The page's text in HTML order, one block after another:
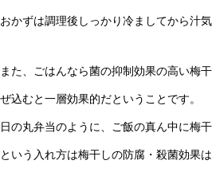
おかずは調理後しっかり冷ましてから汁
また、ごはんなら菌の抑制効果の高い梅
ぜ込むと一層効果的だということです。
日の丸弁当のように、ご飯の真ん中に梅干
という入れ方は梅干しの防腐・殺菌効果